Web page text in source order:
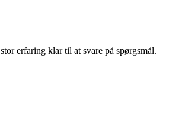
erfaring klar til at svare på spørgsmål.